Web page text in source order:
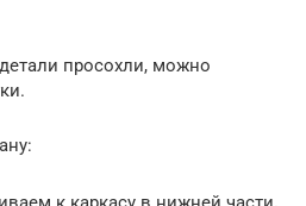
просохли, можно